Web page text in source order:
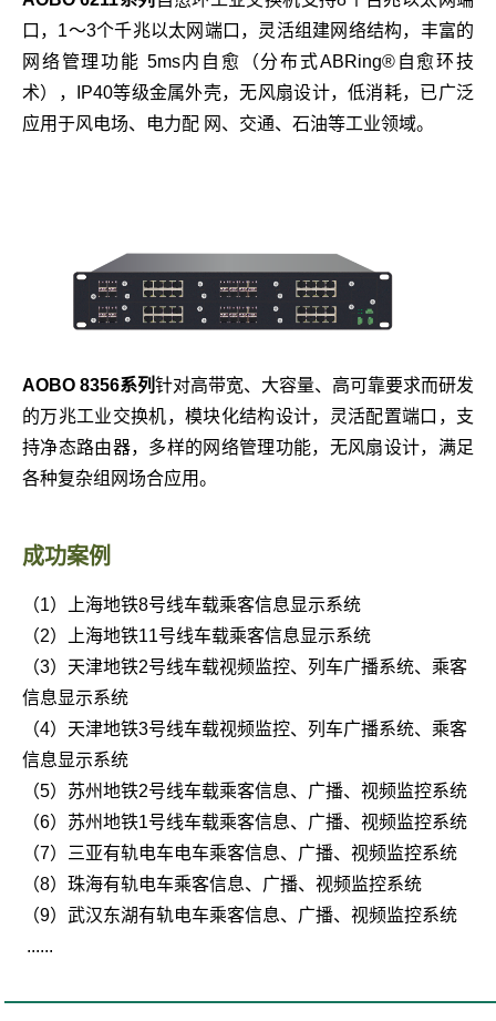
口，1～3个千兆以太网端口，灵活组建网络结构，丰富的
网络管理功能 5ms内自愈（分布式ABRing®自愈环技
术），IP40等级金属外壳，无风扇设计，低消耗，已广泛
应用于风电场、电力配 网、交通、石油等工业领域。
AOBO 8356系列针对高带宽、大容量、高可靠要求而研发
的万兆工业交换机，模块化结构设计，灵活配置端口，支
持净态路由器，多样的网络管理功能，无风扇设计，满足
各种复杂组网场合应用。
成功案例
（1）上海地铁8号线车载乘客信息显示系统
（2）上海地铁11号线车载乘客信息显示系统
（3）天津地铁2号线车载视频监控、列车广播系统、乘客
信息显示系统
（4）天津地铁3号线车载视频监控、列车广播系统、乘客
信息显示系统
（5）苏州地铁2号线车载乘客信息、广播、视频监控系统
（6）苏州地铁1号线车载乘客信息、广播、视频监控系统
（7）
三亚有轨电车电车乘客信息、广播、视频监控系统
（8） 珠海有轨电车乘客信息、广播、视频监控系统
（9） 武汉东湖有轨电车乘客信息、广播、视频监控系统
......